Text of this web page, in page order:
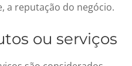
a reputação do negócio.
ou serviços